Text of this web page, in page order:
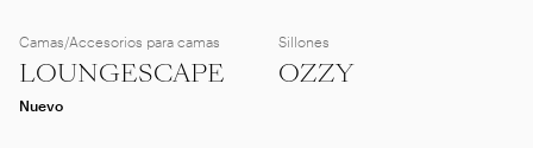
Camas/Accesorios para camas
LOUNGESCAPE
Nuevo
Sillones
OZZY